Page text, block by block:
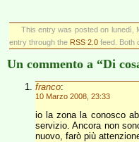
This entry was posted on lunedì,
entry through the RSS 2.0 feed. Both
Un commento a “Di
franco:
10 Marzo 2008, 23:33
io la zona la conosco
servizio. Ancora non
nuovo, farò più